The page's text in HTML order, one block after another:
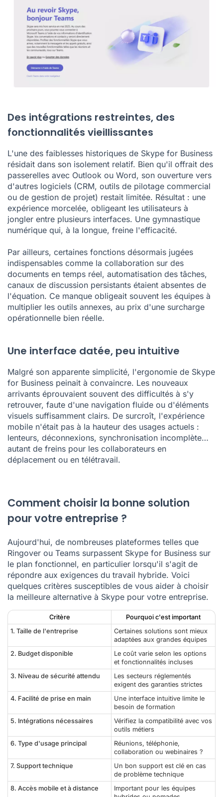
Des intégrations restreintes, des
fonctionnalités vieillissantes
L'une des faiblesses historiques de Skype for Business
résidait dans son isolement relatif. Bien qu'il offrait des
passerelles avec Outlook ou Word, son ouverture vers
d'autres logiciels (CRM, outils de pilotage commercial
ou de gestion de projet) restait limitée. Résultat : une
expérience morcelée, obligeant les utilisateurs à
jongler entre plusieurs interfaces. Une gymnastique
numérique qui, à la longue, freine l'efficacité.
Par ailleurs, certaines fonctions désormais jugées
indispensables comme la collaboration sur des
documents en temps réel, automatisation des tâches,
canaux de discussion persistants étaient absentes de
l'équation. Ce manque obligeait souvent les équipes à
multiplier les outils annexes, au prix d'une surcharge
opérationnelle bien réelle.
Une interface datée, peu intuitive
Malgré son apparente simplicité, l'ergonomie de Skype
for Business peinait à convaincre. Les nouveaux
arrivants éprouvaient souvent des difficultés à s'y
retrouver, faute d'une navigation fluide ou d'éléments
visuels suffisamment clairs. De surcroît, l'expérience
mobile n'était pas à la hauteur des usages actuels :
lenteurs, déconnexions, synchronisation incomplète…
autant de freins pour les collaborateurs en
déplacement ou en télétravail.
Comment choisir la bonne solution
pour votre entreprise ?
Aujourd'hui, de nombreuses plateformes telles que
Ringover ou Teams surpassent Skype for Business sur
le plan fonctionnel, en particulier lorsqu'il s'agit de
répondre aux exigences du travail hybride. Voici
quelques critères susceptibles de vous aider à choisir
la meilleure alternative à Skype pour votre entreprise.
Critère
Pourquoi c'est important
1. Taille de l'entreprise
Certaines solutions sont mieux
adaptées aux grandes équipes
2. Budget disponible
Le coût varie selon les options
et fonctionnalités incluses
3. Niveau de sécurité attendu
Les secteurs réglementés
exigent des garanties strictes
4. Facilité de prise en main
Une interface intuitive limite le
besoin de formation
5. Intégrations nécessaires
Vérifiez la compatibilité avec vos
outils métiers
6. Type d'usage principal
Réunions, téléphonie,
collaboration ou webinaires ?
7. Support technique
Un bon support est clé en cas
de problème technique
8. Accès mobile et à distance
Important pour les équipes